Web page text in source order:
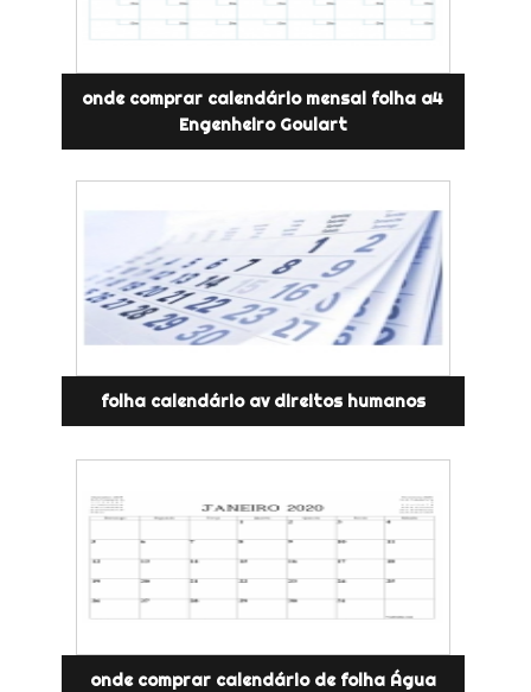
onde comprar calendário mensal folha a4
Engenheiro Goulart
folha calendário av direitos humanos
onde comprar calendário de folha Água